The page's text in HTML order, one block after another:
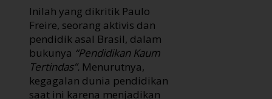
Inilah yang dikritik Paulo
Freire, seorang aktivis dan
pendidik asal Brasil, dalam
bukunya “Pendidikan Kaum
Tertindas”. Menurutnya,
kegagalan dunia pendidikan
saat ini karena menjadikan